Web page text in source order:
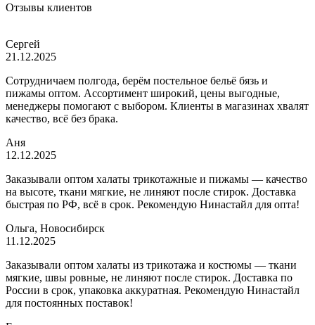
Отзывы клиентов
Сергей
21.12.2025
Сотрудничаем полгода, берём постельное бельё бязь и
пижамы оптом. Ассортимент широкий, цены выгодные,
менеджеры помогают с выбором. Клиенты в магазинах хвалят
качество, всё без брака.
Аня
12.12.2025
Заказывали оптом халаты трикотажные и пижамы — качество
на высоте, ткани мягкие, не линяют после стирок. Доставка
быстрая по РФ, всё в срок. Рекомендую Нинастайл для опта!
Ольга, Новосибирск
11.12.2025
Заказывали оптом халаты из трикотажа и костюмы — ткани
мягкие, швы ровные, не линяют после стирок. Доставка по
России в срок, упаковка аккуратная. Рекомендую Нинастайл
для постоянных поставок!